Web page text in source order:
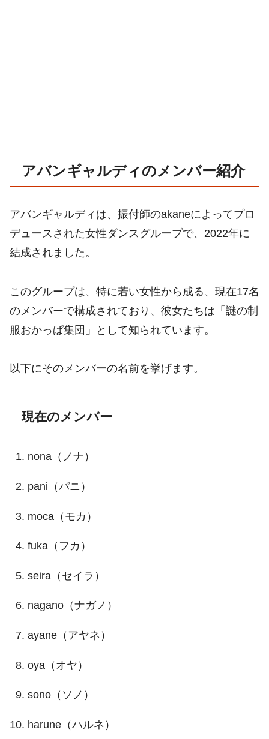
アバンギャルディのメンバー紹介
アバンギャルディは、振付師のakaneによってプロ
デュースされた女性ダンスグループで、2022年に
結成されました。
このグループは、特に若い女性から成る、現在17名
のメンバーで構成されており、彼女たちは「謎の制
服おかっぱ集団」として知られています。
以下にそのメンバーの名前を挙げます。
現在のメンバー
nona（ノナ）
pani（パニ）
moca（モカ）
fuka（フカ）
seira（セイラ）
nagano（ナガノ）
ayane（アヤネ）
oya（オヤ）
sono（ソノ）
harune（ハルネ）